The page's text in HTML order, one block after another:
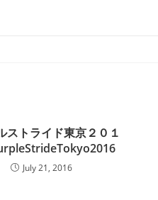
ストライド東京２０１
July 21, 2016